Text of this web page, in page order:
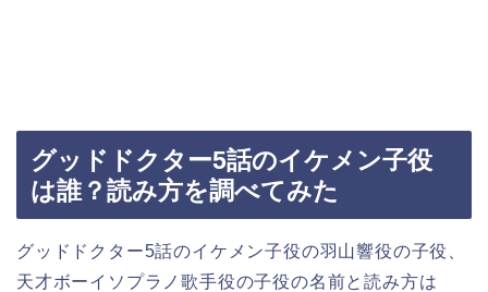
グッドドクター5話のイケメン子役
は誰？読み方を調べてみた
グッドドクター5話のイケメン子役の羽山響役の子役、
天才ボーイソプラノ歌手役の子役の名前と読み方は